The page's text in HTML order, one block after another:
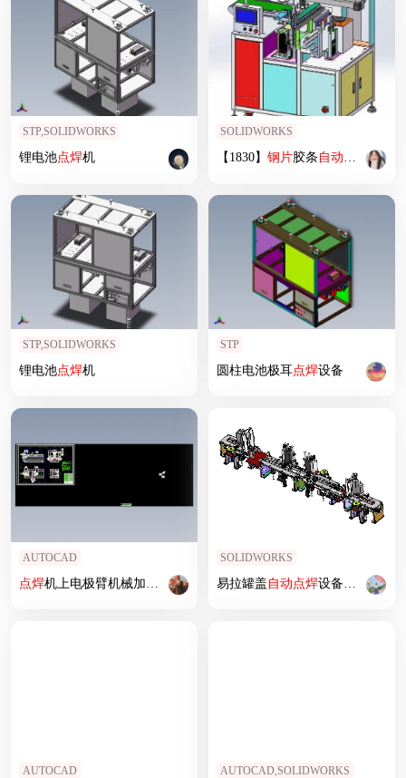
STP,SOLIDWORKS
锂电池点焊机
SOLIDWORKS
【1830】 钢片胶条自动组装机SW
STP,SOLIDWORKS
锂电池点焊机
STP
圆柱电池极耳点焊设备
AUTOCAD
点焊机上电极臂机械加工专用夹具 设计
SOLIDWORKS
易拉罐盖自动点焊设备产线 设计
AUTOCAD AUTOCAD,SOLIDWORKS